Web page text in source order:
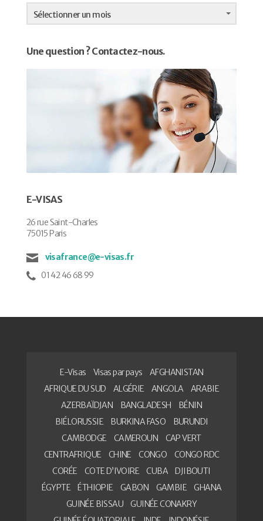
Tous
les
articles
Sélectionner un mois
Une question ? Contactez-nous.
E-VISAS
26 rue Saint-Charles
75015 Paris
visafrance@e-visas.fr
01 42 46 68 99
E-Visas Visas par pays
AFGHANISTAN
AFRIQUE DU SUD
ALGÉRIE ANGOLA
ARABIE
AZERBAÏDJAN
BANGLADESH
BÉNIN
BIÉLORUSSIE
BURKINA FASO
BURUNDI
CAMBODGE
CAMEROUN
CAP VERT
CENTRAFRIQUE
CHINE CONGO
CONGO RDC
CORÉE
COTE D’IVOIRE CUBA
DJIBOUTI
ÉGYPTE
ÉTHIOPIE GABON GAMBIE
GHANA
GUINÉE BISSAU
GUINÉE CONAKRY